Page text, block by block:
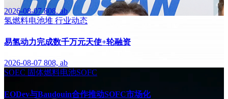
2026-08-07808, ab
氢燃料电池堆 行业动态
易氢动力完成数千万元天使+轮融资
2026-08-07 808, ab
SOEC 固体燃料电池SOFC
EODev与Baudouin合作推动SOFC市场化